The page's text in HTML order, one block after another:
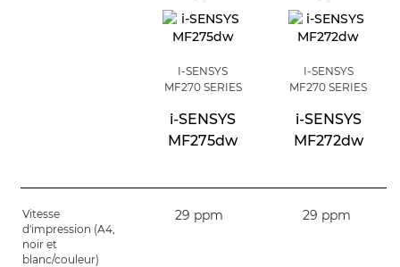
I-SENSYS
MF270 SERIES
i-SENSYS
MF275dw
I-SENSYS
MF270 SERIES
i-SENSYS
MF272dw
Vitesse
d'impression (A4,
noir et
blanc/couleur)
29 ppm 29 ppm